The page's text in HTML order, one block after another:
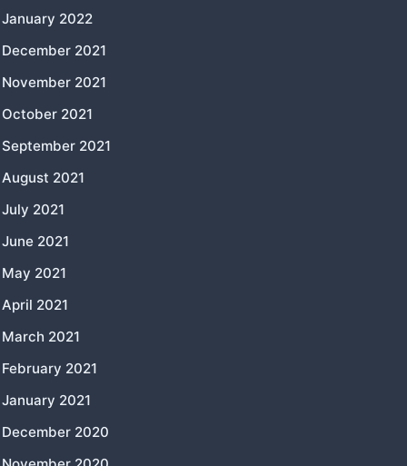
January 2022
December 2021
November 2021
October 2021
September 2021
August 2021
July 2021
June 2021
May 2021
April 2021
March 2021
February 2021
January 2021
December 2020